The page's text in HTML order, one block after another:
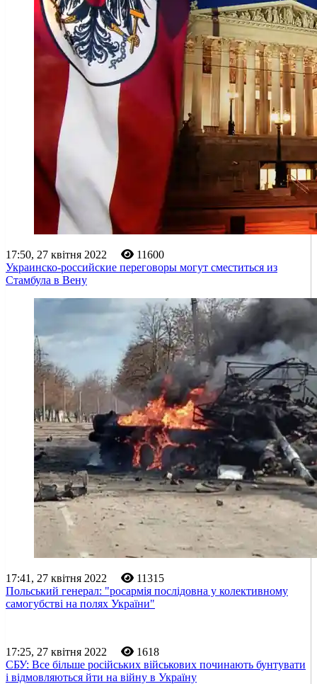
17:50, 27 квітня 2022
11600
Украинско-российские переговоры могут сместиться из
Стамбула в Вену
17:41, 27 квітня 2022
11315
Польський генерал: "росармія послідовна у колективному
самогубстві на полях України"
17:25, 27 квітня 2022
1618
СБУ: Все більше російських військових починають бунтувати
і відмовляються йти на війну в Україну